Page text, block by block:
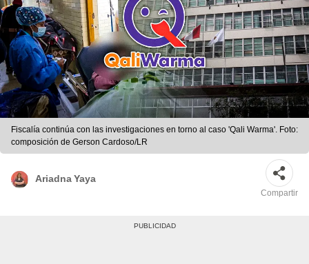
Fiscalía continúa con las investigaciones en torno al caso 'Qali Warma'. Foto:
composición de Gerson Cardoso/LR
Ariadna Yaya
Compartir